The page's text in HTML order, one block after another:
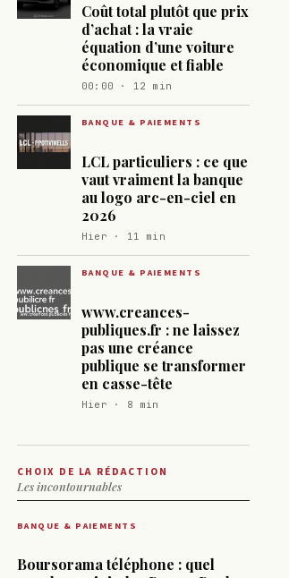
Coût total plutôt que prix
d’achat : la vraie
équation d’une voiture
économique et fiable
00:00 · 12 min
BANQUE & PAIEMENTS
LCL particuliers : ce que
vaut vraiment la banque
au logo arc-en-ciel en
2026
Hier · 11 min
BANQUE & PAIEMENTS
www.creances-
publiques.fr : ne laissez
pas une créance
publique se transformer
en casse-tête
Hier · 8 min
CHOIX DE LA RÉDACTION
Les incontournables
BANQUE & PAIEMENTS
Boursorama téléphone : quel